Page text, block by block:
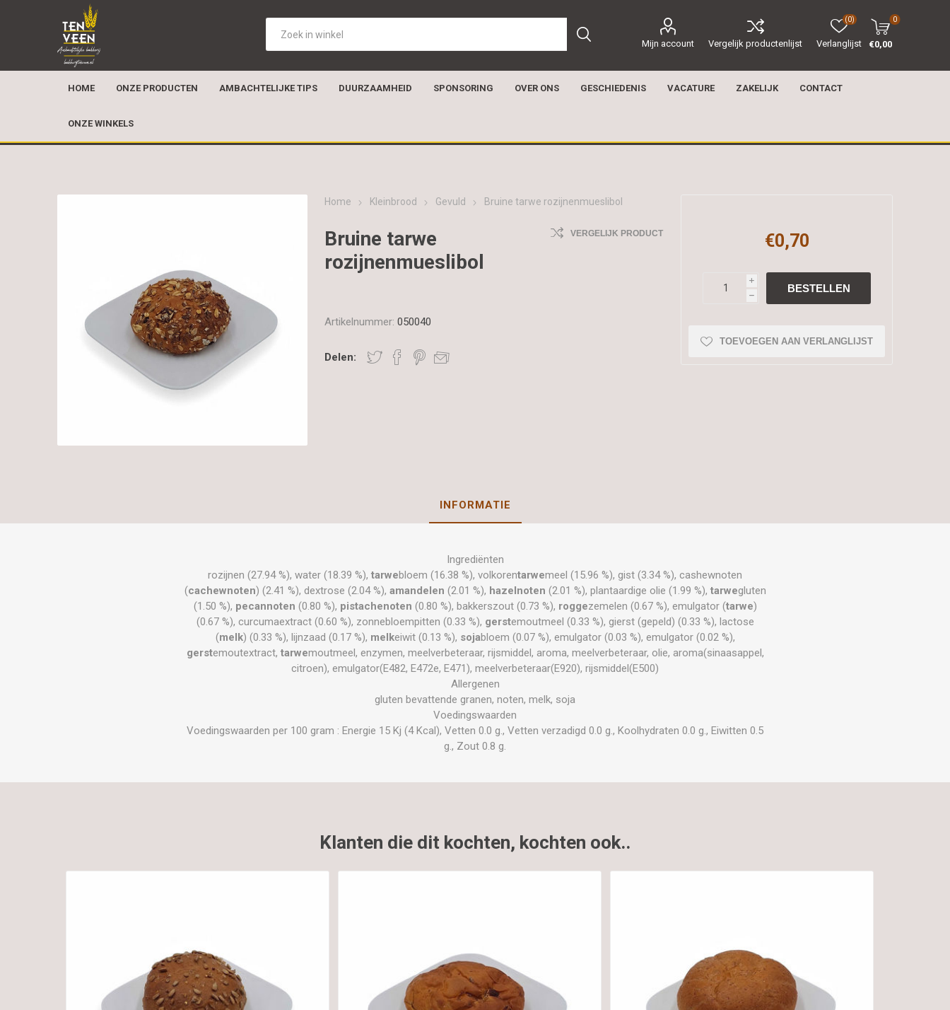
Mijn account Vergelijk productenlijst Verlanglijst
(0) 0
€0,00
HOME ONZE PRODUCTEN AMBACHTELIJKE TIPS DUURZAAMHEID SPONSORING OVER ONS GESCHIEDENIS VACATURE ZAKELIJK CONTACT
ONZE WINKELS
Home Kleinbrood Gevuld Bruine tarwe rozijnenmueslibol
Bruine tarwe
rozijnenmueslibol
VERGELIJK PRODUCT
Artikelnummer: 050040
Delen:
€0,70
i
h
TOEVOEGEN AAN VERLANGLIJST
INFORMATIE
Ingrediënten
rozijnen (27.94 %), water (18.39 %), tarwebloem (16.38 %), volkorentarwemeel (15.96 %), gist (3.34 %), cashewnoten
(cachewnoten) (2.41 %), dextrose (2.04 %), amandelen (2.01 %), hazelnoten (2.01 %), plantaardige olie (1.99 %), tarwegluten
(1.50 %), pecannoten (0.80 %), pistachenoten (0.80 %), bakkerszout (0.73 %), roggezemelen (0.67 %), emulgator (tarwe)
(0.67 %), curcumaextract (0.60 %), zonnebloempitten (0.33 %), gerstemoutmeel (0.33 %), gierst (gepeld) (0.33 %), lactose
(melk) (0.33 %), lijnzaad (0.17 %), melkeiwit (0.13 %), sojabloem (0.07 %), emulgator (0.03 %), emulgator (0.02 %),
gerstemoutextract, tarwemoutmeel, enzymen, meelverbeteraar, rijsmiddel, aroma, meelverbeteraar, olie, aroma(sinaasappel,
citroen), emulgator(E482, E472e, E471), meelverbeteraar(E920), rijsmiddel(E500)
Allergenen
gluten bevattende granen, noten, melk, soja
Voedingswaarden
Voedingswaarden per 100 gram : Energie 15 Kj (4 Kcal), Vetten 0.0 g., Vetten verzadigd 0.0 g., Koolhydraten 0.0 g., Eiwitten 0.5
g., Zout 0.8 g.
Klanten die dit kochten, kochten ook..